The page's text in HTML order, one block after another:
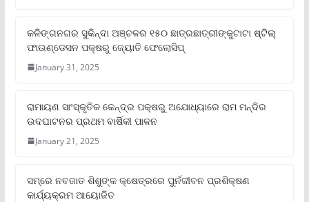
କଳିଙ୍ଗନଗର ସୁକିନ୍ଦା ଅଞ୍ଚଳର ୧୫୦ ଛାତ୍ରଛାତ୍ରୀଙ୍କୁଟାଟା ଷ୍ଟିଲ୍
ଫାଉଣ୍ଡେସନ ପକ୍ଷରୁ ଜ୍ୟୋତି ଫେଲୋସିପ୍‌
January 31, 2025
ରାମାୟଣ ସାଂସ୍କୃତିକ କେନ୍ଦ୍ର ପକ୍ଷରୁ ଅଯୋଧ୍ୟାରେ ରାମ ମନ୍ଦିର
ଉଦଘାଟନର ପ୍ରଥମ ବାର୍ଷିକୀ ପାଳନ
January 21, 2025
ସମ୍‌ରେ ନବଜାତ ଶିଶୁଙ୍କ କ୍ଷେତ୍ରରେ ପୁର୍ନଜୀବନ ପ୍ରଶିକ୍ଷଣ
କାର୍ଯ୍ୟକ୍ରମ ଆୟୋଜିତ